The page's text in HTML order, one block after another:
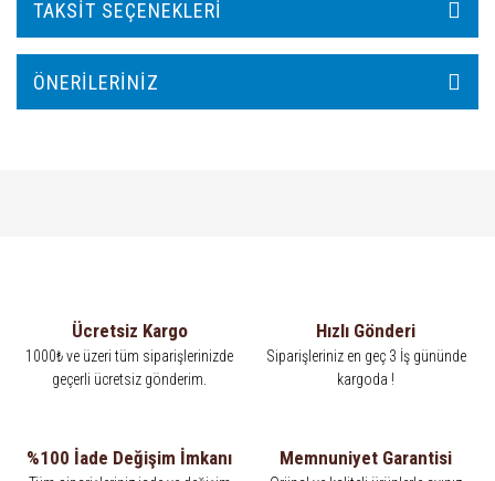
TAKSIT SEÇENEKLERI
ÖNERILERINIZ
Ücretsiz Kargo
1000₺ ve üzeri tüm siparişlerinizde
geçerli ücretsiz gönderim.
Hızlı Gönderi
Siparişleriniz en geç 3 İş gününde
kargoda !
%100 İade Değişim İmkanı Memnuniyet Garantisi